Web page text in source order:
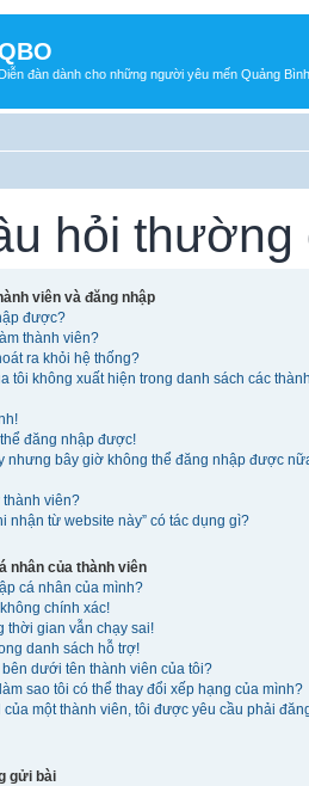
Diễn đàn dành cho những người yêu mến Quảng Bình
hỏi thường
viên và đăng nhập
được?
thành viên?
ra khỏi hệ thống?
tôi không xuất hiện trong danh sách các
đăng nhập được!
nhưng bây giờ không thể đăng nhập được
thành viên?
nhận từ website này” có tác dụng gì?
nhân của thành viên
cá nhân của mình?
chính xác!
thời gian vẫn chạy sai!
danh sách hỗ trợ!
dưới tên thành viên của tôi?
sao tôi có thể thay đổi xếp hạng của mình?
một thành viên, tôi được yêu cầu phải
gửi bài